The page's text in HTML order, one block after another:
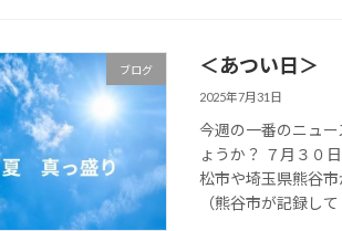
ブログ ＜あつい日＞
2025年7月31日
今週の一番のニュ
ょうか？ ７月３０
松市や埼玉県熊谷
（熊谷市が記録し